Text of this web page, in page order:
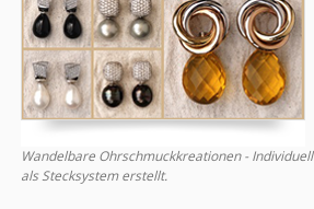
Wandelbare Ohrschmuckkreationen - Individuell
als Stecksystem erstellt.